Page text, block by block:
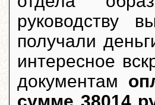
руководству
получали
интересное
документам
сумме 38014